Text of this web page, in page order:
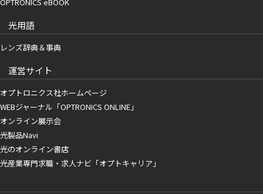
光用語
レンズ辞典＆事典
運営サイト
オプトロニクス社ホームページ
WEBジャーナル「OPTRONICS ONLINE」
オンライン展示会
光製品Navi
光のオンライン書店
光産業専門求職・求人ナビ「オプトキャリア」